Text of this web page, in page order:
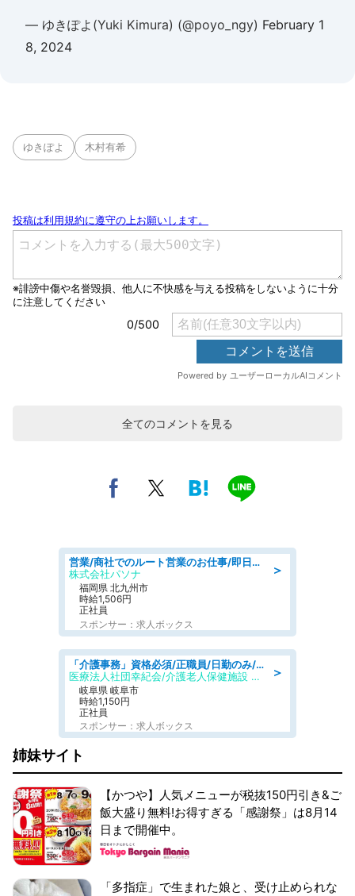
— ゆきぽよ(Yuki Kimura) (@poyo_ngy) February 1
8, 2024
ゆきぽよ 木村有希
全てのコメントを見る
＞
営業/商社でのルート営業のお仕事/即日勤務可/車通勤可/営業
株式会社パソナ
福岡県 北九州市
時給1,506円
正社員
スポンサー：求人ボックス
＞
「介護事務」資格必須/正職員/日勤のみ/介護老人保健施設
医療法人社団幸紀会/介護老人保健施設 グリーンビラ安江
岐阜県 岐阜市
時給1,150円
正社員
スポンサー：求人ボックス
姉妹サイト
【かつや】人気メニューが税抜150円引き&ご
飯大盛り無料!お得すぎる「感謝祭」は8月14
日まで開催中。
「多指症」で生まれた娘と、受け止められな